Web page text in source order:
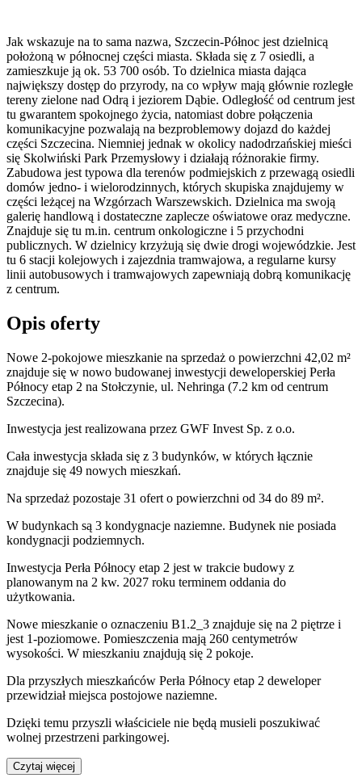
Jak wskazuje na to sama nazwa, Szczecin-Północ jest dzielnicą
położoną w północnej części miasta. Składa się z 7 osiedli, a
zamieszkuje ją ok. 53 700 osób. To dzielnica miasta dająca
największy dostęp do przyrody, na co wpływ mają głównie rozległe
tereny zielone nad Odrą i jeziorem Dąbie. Odległość od centrum jest
tu gwarantem spokojnego życia, natomiast dobre połączenia
komunikacyjne pozwalają na bezproblemowy dojazd do każdej
części Szczecina. Niemniej jednak w okolicy nadodrzańskiej mieści
się Skolwiński Park Przemysłowy i działają różnorakie firmy.
Zabudowa jest typowa dla terenów podmiejskich z przewagą osiedli
domów jedno- i wielorodzinnych, których skupiska znajdujemy w
części leżącej na Wzgórzach Warszewskich. Dzielnica ma swoją
galerię handlową i dostateczne zaplecze oświatowe oraz medyczne.
Znajduje się tu m.in. centrum onkologiczne i 5 przychodni
publicznych. W dzielnicy krzyżują się dwie drogi wojewódzkie. Jest
tu 6 stacji kolejowych i zajezdnia tramwajowa, a regularne kursy
linii autobusowych i tramwajowych zapewniają dobrą komunikację
z centrum.
Opis oferty
Nowe 2-pokojowe mieszkanie na sprzedaż o powierzchni 42,02 m²
znajduje się w nowo budowanej inwestycji deweloperskiej Perła
Północy etap 2 na Stołczynie, ul. Nehringa (7.2 km od centrum
Szczecina).
Inwestycja jest realizowana przez GWF Invest Sp. z o.o.
Cała inwestycja składa się z 3 budynków, w których łącznie
znajduje się 49 nowych mieszkań.
Na sprzedaż pozostaje 31 ofert o powierzchni od 34 do 89 m².
W budynkach są 3 kondygnacje naziemne. Budynek nie posiada
kondygnacji podziemnych.
Inwestycja Perła Północy etap 2 jest w trakcie budowy z
planowanym na 2 kw. 2027 roku terminem oddania do
użytkowania.
Nowe mieszkanie o oznaczeniu B1.2_3 znajduje się na 2 piętrze i
jest 1-poziomowe. Pomieszczenia mają 260 centymetrów
wysokości. W mieszkaniu znajdują się 2 pokoje.
Dla przyszłych mieszkańców Perła Północy etap 2 deweloper
przewidziałmiejsca postojowe naziemne.
Dzięki temu przyszli właściciele nie będą musieli poszukiwać
wolnej przestrzeni parkingowej.
Czytaj więcej